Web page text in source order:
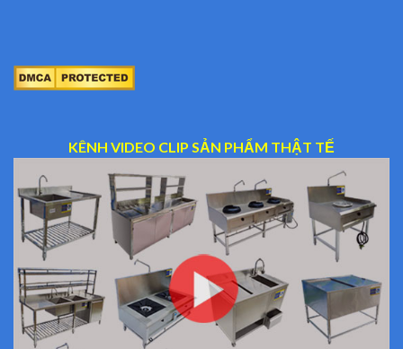
KÊNH VIDEO CLIP SẢN PHẨM THẬT TẾ